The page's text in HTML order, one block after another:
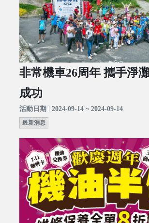
非常機車26周年 攜手淨
成功
活動日期 | 2024-09-14 ~ 2024-09-14
最新消息